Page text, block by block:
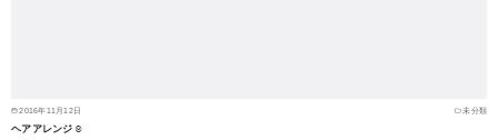
2016年11月12日 未分類
ヘアアレンジ☺︎